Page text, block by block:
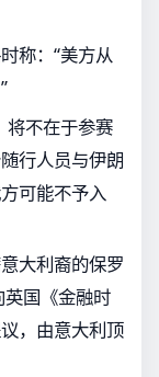
称：“美方从
将不在于参赛
行人员与伊朗
可能不予入
大利裔的保罗
英国《金融时
，由意大利顶